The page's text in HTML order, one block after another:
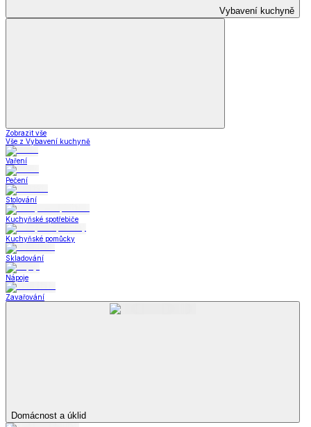
Vybavení kuchyně
Zobrazit vše
Vše z Vybavení kuchyně
Vaření
Pečení
Stolování
Kuchyňské spotřebiče
Kuchyňské pomůcky
Skladování
Nápoje
Zavařování
Domácnost a úklid